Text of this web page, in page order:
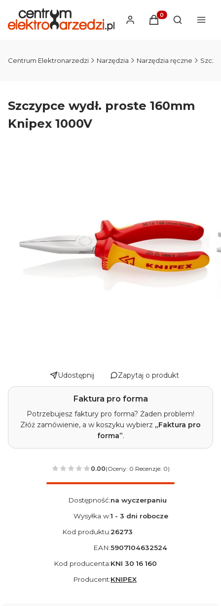
Produkty w
Otwórz
Centrum Elektronarzedzi Narzędzia Narzędzia ręczne
Szczypce wydł. proste 160mm
Knipex 1000V
Udostępnij Zapytaj o produkt
Faktura pro forma
Potrzebujesz faktury pro forma? Żaden problem!
Złóż zamówienie, a w koszyku wybierz „Faktura pro
forma”.
0.00(Oceny: 0 Recenzje: 0)
Dostępność:na wyczerpaniu
Wysyłka w:1 - 3 dni robocze
Kod produktu:26273
EAN:5907104632524
Kod producenta:KNI 30 16 160
Producent:KNIPEX